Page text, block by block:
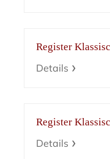
Register
Details
Register
Details